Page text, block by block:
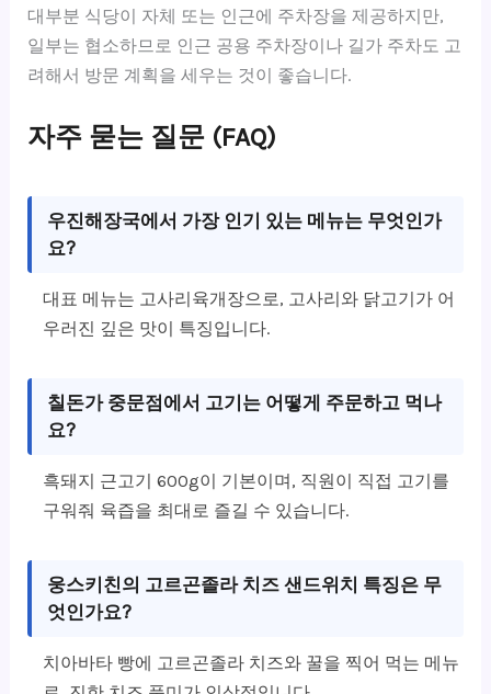
대부분 식당이 자체 또는 인근에 주차장을 제공하지만,
일부는 협소하므로 인근 공용 주차장이나 길가 주차도 고
려해서 방문 계획을 세우는 것이 좋습니다.
자주 묻는 질문 (FAQ)
우진해장국에서 가장 인기 있는 메뉴는 무엇인가
요?
대표 메뉴는 고사리육개장으로, 고사리와 닭고기가 어
우러진 깊은 맛이 특징입니다.
칠돈가 중문점에서 고기는 어떻게 주문하고 먹나
요?
흑돼지 근고기 600g이 기본이며, 직원이 직접 고기를
구워줘 육즙을 최대로 즐길 수 있습니다.
웅스키친의 고르곤졸라 치즈 샌드위치 특징은 무
엇인가요?
치아바타 빵에 고르곤졸라 치즈와 꿀을 찍어 먹는 메뉴